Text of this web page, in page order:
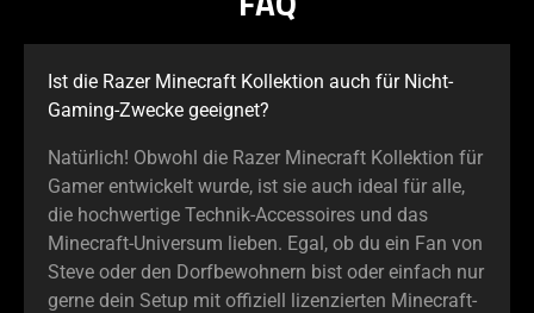
Pause
button
to
start
stop
the
animation.
Ist die Razer Minecraft Kollektion auch für Nicht-
Gaming-Zwecke geeignet?
Natürlich! Obwohl die Razer Minecraft Kollektion für
Gamer entwickelt wurde, ist sie auch ideal für alle,
die hochwertige Technik-Accessoires und das
Minecraft-Universum lieben. Egal, ob du ein Fan von
Steve oder den Dorfbewohnern bist oder einfach nur
gerne dein Setup mit offiziell lizenzierten Minecraft-